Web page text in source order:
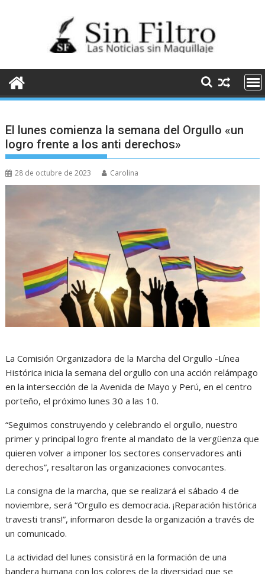
El lunes comienza la semana del Orgullo «un
logro frente a los anti derechos»
28 de octubre de 2023 Carolina
La Comisión Organizadora de la Marcha del Orgullo -Línea
Histórica inicia la semana del orgullo con una acción relámpago
en la intersección de la Avenida de Mayo y Perú, en el centro
porteño, el próximo lunes 30 a las 10.
“Seguimos construyendo y celebrando el orgullo, nuestro
primer y principal logro frente al mandato de la vergüenza que
quieren volver a imponer los sectores conservadores anti
derechos”, resaltaron las organizaciones convocantes.
La consigna de la marcha, que se realizará el sábado 4 de
noviembre, será “Orgullo es democracia. ¡Reparación histórica
travesti trans!”, informaron desde la organización a través de
un comunicado.
La actividad del lunes consistirá en la formación de una
bandera humana con los colores de la diversidad que se